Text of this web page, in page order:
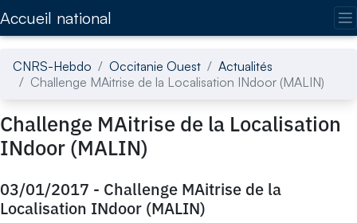
Accueil national
CNRS-Hebdo Occitanie Ouest
Actualités
Challenge MAitrise de la Localisation INdoor (MALIN)
Challenge MAitrise de la Localisation
INdoor (MALIN)
03/01/2017 - Challenge MAitrise de la
Localisation INdoor (MALIN)